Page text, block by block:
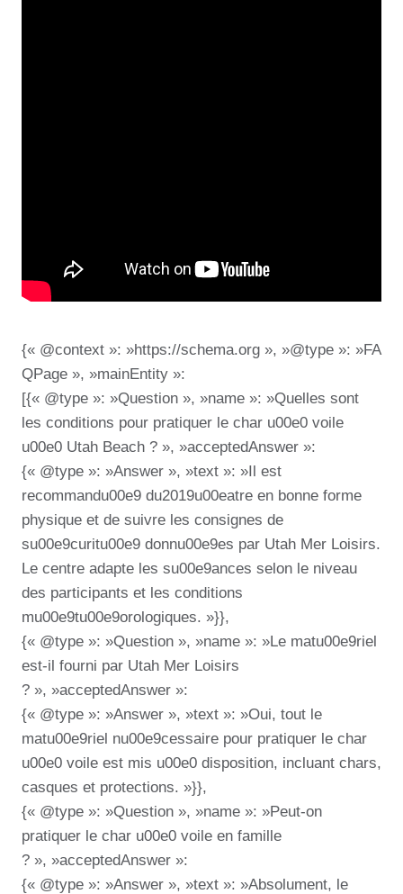
{« @context »: »https://schema.org », »@type »: »FA
QPage », »mainEntity »:
[{« @type »: »Question », »name »: »Quelles sont
les conditions pour pratiquer le char u00e0 voile
u00e0 Utah Beach ? », »acceptedAnswer »:
{« @type »: »Answer », »text »: »Il est
recommandu00e9 du2019u00eatre en bonne forme
physique et de suivre les consignes de
su00e9curitu00e9 donnu00e9es par Utah Mer Loisirs.
Le centre adapte les su00e9ances selon le niveau
des participants et les conditions
mu00e9tu00e9orologiques. »}},
{« @type »: »Question », »name »: »Le matu00e9riel
est-il fourni par Utah Mer Loisirs
? », »acceptedAnswer »:
{« @type »: »Answer », »text »: »Oui, tout le
matu00e9riel nu00e9cessaire pour pratiquer le char
u00e0 voile est mis u00e0 disposition, incluant chars,
casques et protections. »}},
{« @type »: »Question », »name »: »Peut-on
pratiquer le char u00e0 voile en famille
? », »acceptedAnswer »:
{« @type »: »Answer », »text »: »Absolument, le